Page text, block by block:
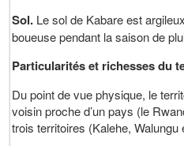
Sol. Le sol de Kabare est
boueuse pendant la saison de
Particularités et richesses du
Du point de vue physique, le
voisin proche d’un pays (le
trois territoires (Kalehe, Walungu